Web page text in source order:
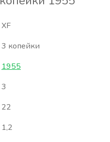
XF
3 копейки
1955
3
22
1,2